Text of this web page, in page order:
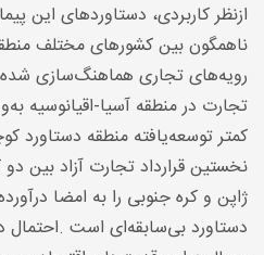
ازنظر کاربردی، دستاوردهای این
ناهمگون بین کشورهای مختلف
رویه‌های تجاری هماهنگ‌سازی
تجارت در منطقه آسیا-اقیانوسیه
کمتر توسعه‌یافته منطقه دستاورد
نخستین قرارداد تجارت آزاد بین
ژاپن و کره جنوبی را به امضا
دستاورد بی‌سابقه‌ای است .احتمال